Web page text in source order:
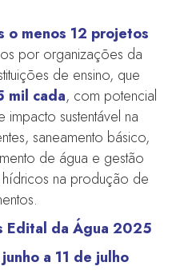
o menos 12 projetos
por organizações da
de ensino, que
mil cada, com potencial
sustentável na
saneamento básico,
de água e gestão
na produção de
Edital da Água 2025
a 11 de julho